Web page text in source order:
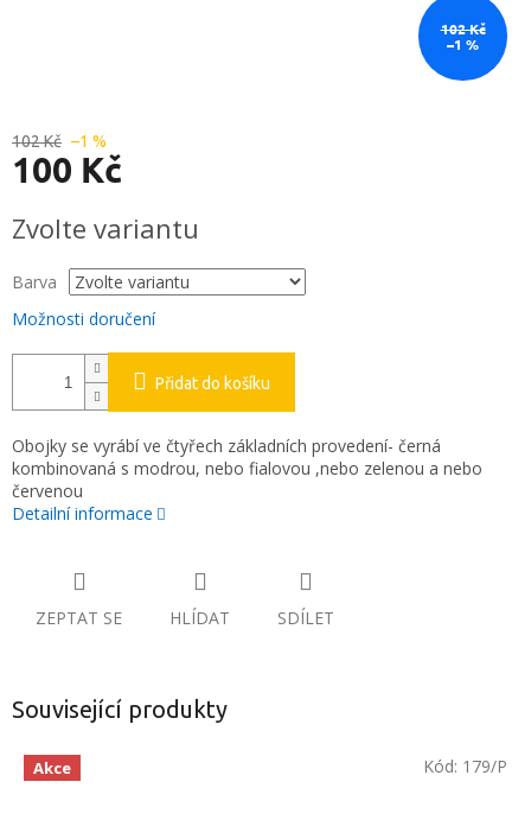
102 Kč
–1 %
102 Kč –1 %
100 Kč
cena:
Zvolte variantu
Barva
Možnosti doručení
Přidat do košíku
Obojky se vyrábí ve čtyřech základních provedení- černá
kombinovaná s modrou, nebo fialovou ,nebo zelenou a nebo
červenou
Detailní informace
ZEPTAT SE HLÍDAT SDÍLET
Související produkty
Akce Kód: 179/P